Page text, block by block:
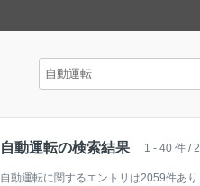
自動運転の検索結果 1 - 40 件 /
自動運転に関するエントリは2059件あり